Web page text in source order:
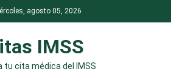
agosto 05, 2026
IMSS
tu cita médica del IMSS